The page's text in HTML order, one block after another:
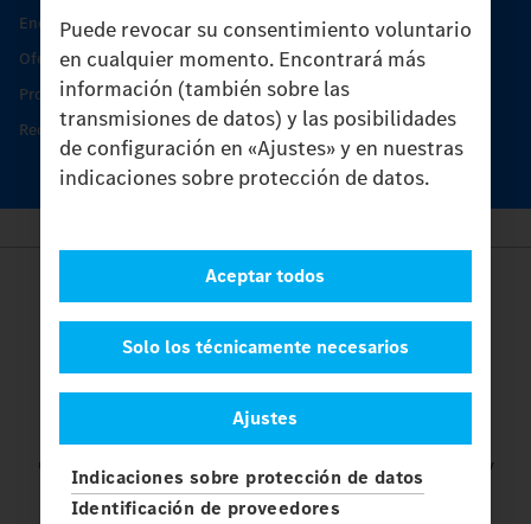
Puede revocar su consentimiento voluntario
en cualquier momento. Encontrará más
información (también sobre las
transmisiones de datos) y las posibilidades
de configuración en «Ajustes» y en nuestras
indicaciones sobre protección de datos.
Ajustes
Solo los técnicamente necesarios
Aceptar todos
Indicaciones sobre protección de datos
Identificación de proveedores
Encontrar un socio
Oferta de servicio del Unimog
Productos de piezas y servicio
Recambios originales
Provider
Contacto
Protección de datos
Ajustes
© 2026 Daimler Truck AG. Reservados todos los derechos.
y
Mercedes-Benz son marcas deMercedes-Benz Group AG.